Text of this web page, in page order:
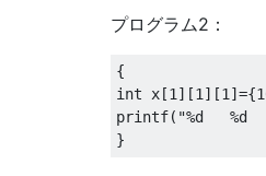
プログラム2：
{
int x [1 ][1 ][1 ]={
printf( "%d   %d
}